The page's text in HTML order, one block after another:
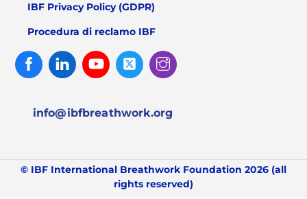
IBF Privacy Policy (GDPR)
Procedura di reclamo IBF
FacebookLinked
In
Youtube Twitter
info@ibfbreathwork.org
© IBF International Breathwork Foundation 2026 (all
rights reserved)